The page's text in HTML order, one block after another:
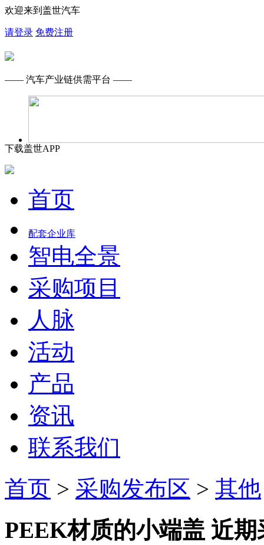
欢迎来到盖世汽车
请登录 免费注册
—— 汽车产业链供需平台 ——
下载盖世APP
首页
配套企业库
智电全景
采购项目
人脉
活动
产品
资讯
联系我们
首页 > 采购发布区 > 其他
PEEK材质的小端盖 近期